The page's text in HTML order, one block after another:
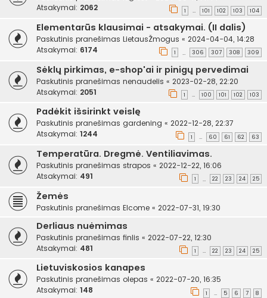
Atsakymai: 2062 1 … 101 102 103 104
Elementarūs klausimai - atsakymai. (II dalis)
Paskutinis pranešimas LietausŽmogus « 2024-04-04, 14:28
Atsakymai: 6174 1 … 306 307 308 309
Sėklų pirkimas, e-shop'ai ir pinigų pervedimai
Paskutinis pranešimas nenaudelis « 2023-02-28, 22:20
Atsakymai: 2051 1 … 100 101 102 103
Padėkit išsirinkt veislę
Paskutinis pranešimas gardening « 2022-12-28, 22:37
Atsakymai: 1244 1 … 60 61 62 63
Temperatūra. Dregmė. Ventiliavimas.
Paskutinis pranešimas strapos « 2022-12-22, 16:06
Atsakymai: 491 1 … 22 23 24 25
Žemės
Paskutinis pranešimas Elcome « 2022-07-31, 19:30
Derliaus nuėmimas
Paskutinis pranešimas finlis « 2022-07-22, 12:30
Atsakymai: 481 1 … 22 23 24 25
Lietuviskosios kanapes
Paskutinis pranešimas olepas « 2022-07-20, 16:35
Atsakymai: 148 1 … 5 6 7 8